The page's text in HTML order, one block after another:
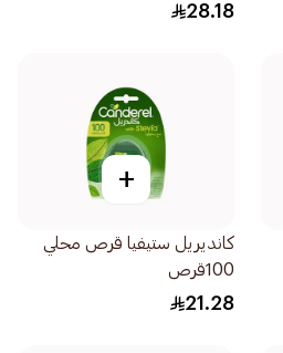
28.18
+
كانديريل ستيفيا قرص محلي
100قرص
21.28